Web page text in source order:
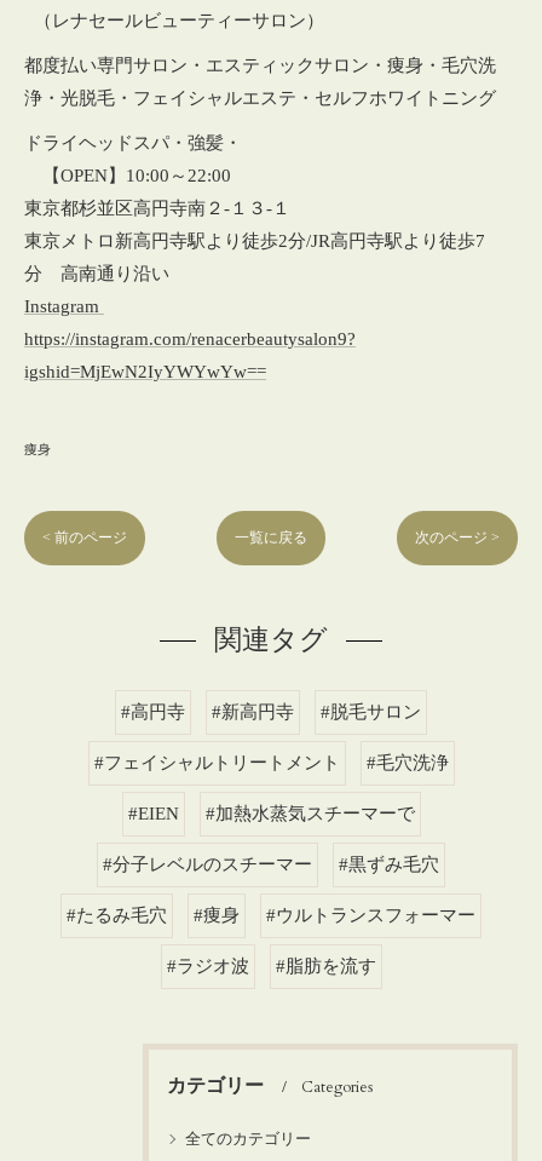
（レナセールビューティーサロン）
都度払い専門サロン・エスティックサロン・痩身・毛穴洗
浄・光脱毛・フェイシャルエステ・セルフホワイトニング
ドライヘッドスパ・強髪・
【OPEN】10:00～22:00
東京都杉並区高円寺南２‐１３‐１
東京メトロ新高円寺駅より徒歩2分/JR高円寺駅より徒歩7
分 高南通り沿い
Instagram
https://instagram.com/renacerbeautysalon9?
igshid=MjEwN2IyYWYwYw==
痩身
< 前のページ 一覧に戻る 次のページ >
関連タグ
#高円寺 #新高円寺 #脱毛サロン
#フェイシャルトリートメント #毛穴洗浄
#EIEN #加熱水蒸気スチーマーで
#分子レベルのスチーマー #黒ずみ毛穴
#たるみ毛穴 #痩身 #ウルトランスフォーマー
#ラジオ波 #脂肪を流す
カテゴリー Categories
全てのカテゴリー